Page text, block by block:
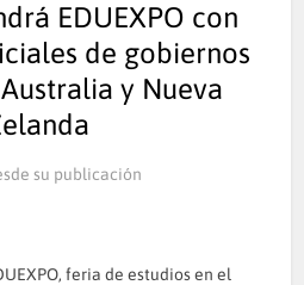
EDUEXPO con
de gobiernos
y Nueva
su publicación
feria de estudios en el